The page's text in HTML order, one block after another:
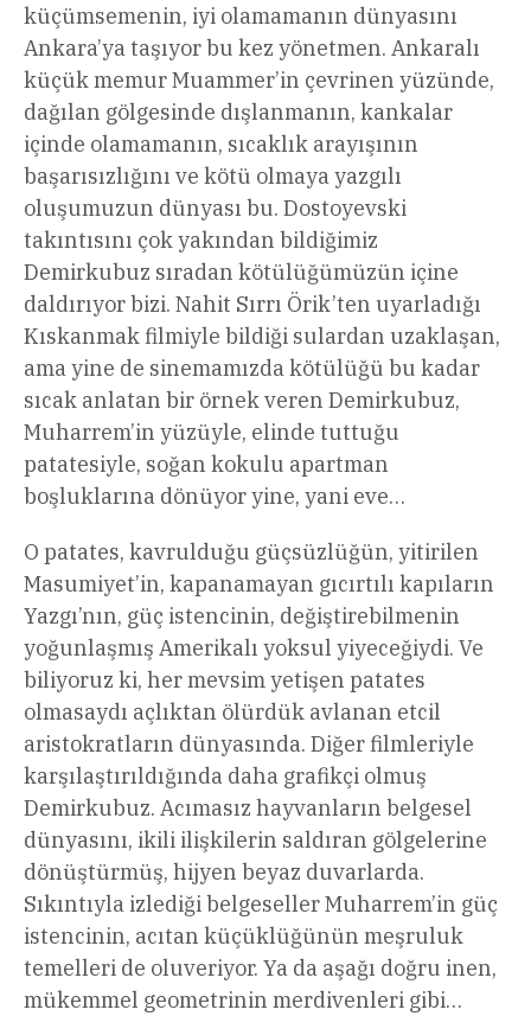
küçümsemenin, iyi olamamanın dünyasını
Ankara’ya taşıyor bu kez yönetmen. Ankaralı
küçük memur Muammer’in çevrinen yüzünde,
dağılan gölgesinde dışlanmanın, kankalar
içinde olamamanın, sıcaklık arayışının
başarısızlığını ve kötü olmaya yazgılı
oluşumuzun dünyası bu. Dostoyevski
takıntısını çok yakından bildiğimiz
Demirkubuz sıradan kötülüğümüzün içine
daldırıyor bizi. Nahit Sırrı Örik’ten uyarladığı
Kıskanmak filmiyle bildiği sulardan uzaklaşan,
ama yine de sinemamızda kötülüğü bu kadar
sıcak anlatan bir örnek veren Demirkubuz,
Muharrem’in yüzüyle, elinde tuttuğu
patatesiyle, soğan kokulu apartman
boşluklarına dönüyor yine, yani eve…
O patates, kavrulduğu güçsüzlüğün, yitirilen
Masumiyet’in, kapanamayan gıcırtılı kapıların
Yazgı’nın, güç istencinin, değiştirebilmenin
yoğunlaşmış Amerikalı yoksul yiyeceğiydi. Ve
biliyoruz ki, her mevsim yetişen patates
olmasaydı açlıktan ölürdük avlanan etcil
aristokratların dünyasında. Diğer filmleriyle
karşılaştırıldığında daha grafikçi olmuş
Demirkubuz. Acımasız hayvanların belgesel
dünyasını, ikili ilişkilerin saldıran gölgelerine
dönüştürmüş, hijyen beyaz duvarlarda.
Sıkıntıyla izlediği belgeseller Muharrem’in güç
istencinin, acıtan küçüklüğünün meşruluk
temelleri de oluveriyor. Ya da aşağı doğru inen,
mükemmel geometrinin merdivenleri gibi…